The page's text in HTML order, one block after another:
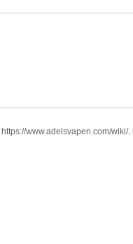
https://www.adelsvapen.com/wiki/.